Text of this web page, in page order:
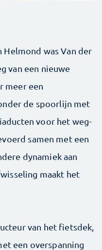
Helmond was Van der
van een nieuwe
meer een
de spoorlijn met
voor het weg-
samen met een
dynamiek aan
maakt het
van het fietsdek,
een overspanning